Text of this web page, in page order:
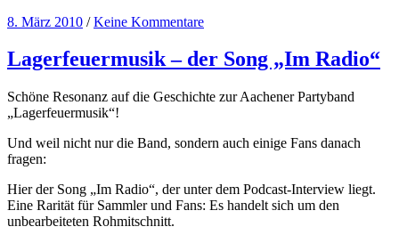
8. März 2010 / Keine Kommentare
Lagerfeuermusik – der Song „Im Radio“
Schöne Resonanz auf die Geschichte zur Aachener Partyband
„Lagerfeuermusik“!
Und weil nicht nur die Band, sondern auch einige Fans danach
fragen:
Hier der Song „Im Radio“, der unter dem Podcast-Interview liegt.
Eine Rarität für Sammler und Fans: Es handelt sich um den
unbearbeiteten Rohmitschnitt.